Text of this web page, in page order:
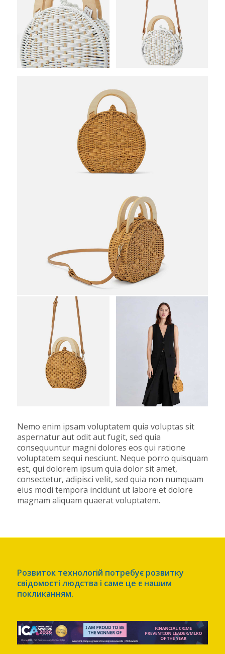
Nemo enim ipsam voluptatem quia voluptas sit
aspernatur aut odit aut fugit, sed quia
consequuntur magni dolores eos qui ratione
voluptatem sequi nesciunt. Neque porro quisquam
est, qui dolorem ipsum quia dolor sit amet,
consectetur, adipisci velit, sed quia non numquam
eius modi tempora incidunt ut labore et dolore
magnam aliquam quaerat voluptatem.
Розвиток технологій потребує розвитку
свідомості людства і саме це є нашим
покликанням.